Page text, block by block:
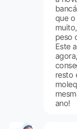
que o
peso
Este
resto
ano!